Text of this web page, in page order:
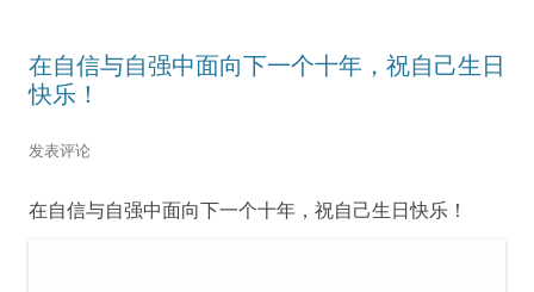
在自信与自强中面向下一个十年，祝自己生日
快乐！
发表评论
在自信与自强中面向下一个十年，祝自己生日快乐！